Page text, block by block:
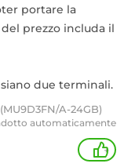
portare la
prezzo includa il
due terminali.
A-24GB)
automaticamente
+